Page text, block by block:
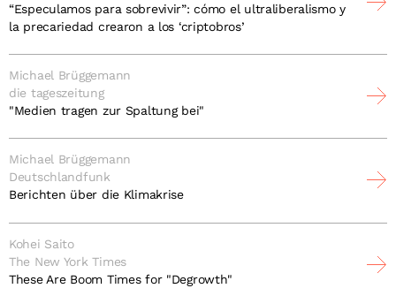
“Especulamos para sobrevivir”: cómo el ultraliberalismo y
la precariedad crearon a los ‘criptobros’
Michael Brüggemann
die tageszeitung
"Medien tragen zur Spaltung bei"
Michael Brüggemann
Deutschlandfunk
Berichten über die Klimakrise
Kohei Saito
The New York Times
These Are Boom Times for "Degrowth"